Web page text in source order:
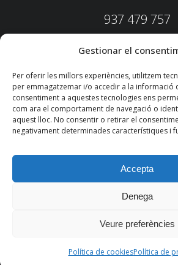
Gestionar el
Per oferir les millors experiències, utilitzem
per emmagatzemar i/o accedir a la informació
consentiment a aquestes tecnologies ens
com ara el comportament de navegació o
aquest lloc. No consentir o retirar el
negativament determinades característiques i
Accepta
Denega
Veure preferències
Política de cookiesPolítica de
937 479 757
937 479 758
Consultores